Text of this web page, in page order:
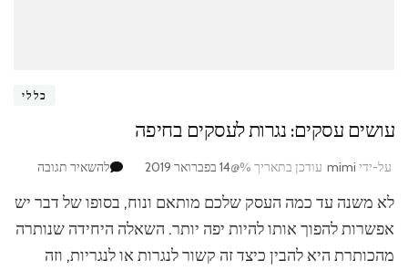
כללי
עושים עסקים: נגרות לעסקים בחיפה
על-ידי mimi עודכן בתאריך %@14 בפברואר 2019 להשאיר תגובהבנושא
עסקים:
נגרות
לא משנה עד כמה העסק שלכם מותאם ונוח, בסופו של דבר יש
אפשרות להפוך אותו להיות יפה יותר. השאלה היחידה שנותרה
מהכותרת היא להבין כיצד זה קשור לנגרות או לנגריות, וזה